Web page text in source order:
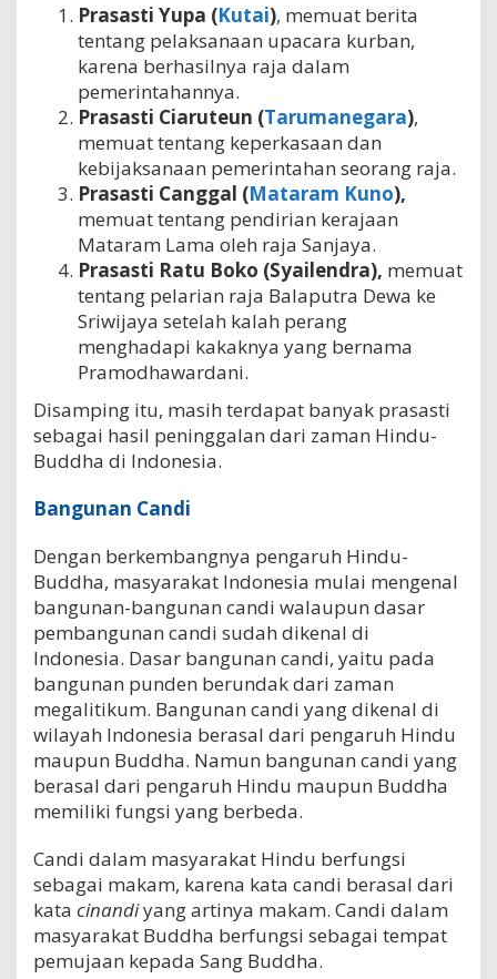
Prasasti Yupa (Kutai), memuat berita
tentang pelaksanaan upacara kurban,
karena berhasilnya raja dalam
pemerintahannya.
Prasasti Ciaruteun (Tarumanegara),
memuat tentang keperkasaan dan
kebijaksanaan pemerintahan seorang raja.
Prasasti Canggal (Mataram Kuno),
memuat tentang pendirian kerajaan
Mataram Lama oleh raja Sanjaya.
Prasasti Ratu Boko (Syailendra), memuat
tentang pelarian raja Balaputra Dewa ke
Sriwijaya setelah kalah perang
menghadapi kakaknya yang bernama
Pramodhawardani.
Disamping itu, masih terdapat banyak prasasti
sebagai hasil peninggalan dari zaman Hindu-
Buddha di Indonesia.
Bangunan Candi
Dengan berkembangnya pengaruh Hindu-
Buddha, masyarakat Indonesia mulai mengenal
bangunan-bangunan candi walaupun dasar
pembangunan candi sudah dikenal di
Indonesia. Dasar bangunan candi, yaitu pada
bangunan punden berundak dari zaman
megalitikum. Bangunan candi yang dikenal di
wilayah Indonesia berasal dari pengaruh Hindu
maupun Buddha. Namun bangunan candi yang
berasal dari pengaruh Hindu maupun Buddha
memiliki fungsi yang berbeda.
Candi dalam masyarakat Hindu berfungsi
sebagai makam, karena kata candi berasal dari
kata cinandiyang artinya makam. Candi dalam
masyarakat Buddha berfungsi sebagai tempat
pemujaan kepada Sang Buddha.